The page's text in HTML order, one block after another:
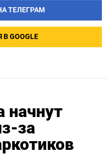
ТЕЛЕГРАМ
GOOGLE
начнут
за